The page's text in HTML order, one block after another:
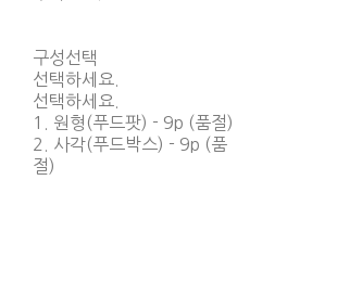
구성선택
선택하세요.
선택하세요.
1. 원형(푸드팟) - 9p (품절)
2. 사각(푸드박스) - 9p (품
절)